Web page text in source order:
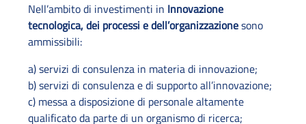
Nell’ambito di investimenti in Innovazione
tecnologica, dei processi e dell’organizzazionesono
ammissibili:
a) servizi di consulenza in materia di innovazione;
b) servizi di consulenza e di supporto all’innovazione;
c) messa a disposizione di personale altamente
qualificato da parte di un organismo di ricerca;